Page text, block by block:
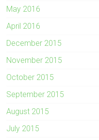
May 2016
April 2016
December 2015
November 2015
October 2015
September 2015
August 2015
July 2015